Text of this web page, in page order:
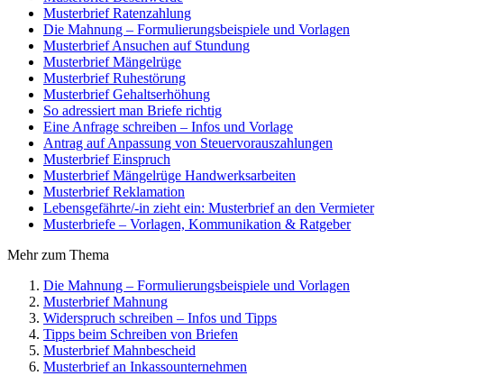
Musterbrief Ratenzahlung
Die Mahnung – Formulierungsbeispiele und Vorlagen
Musterbrief Ansuchen auf Stundung
Musterbrief Mängelrüge
Musterbrief Ruhestörung
Musterbrief Gehaltserhöhung
So adressiert man Briefe richtig
Eine Anfrage schreiben – Infos und Vorlage
Antrag auf Anpassung von Steuervorauszahlungen
Musterbrief Einspruch
Musterbrief Mängelrüge Handwerksarbeiten
Musterbrief Reklamation
Lebensgefährte/-in zieht ein: Musterbrief an den Vermieter
Musterbriefe – Vorlagen, Kommunikation & Ratgeber
Mehr zum Thema
Die Mahnung – Formulierungsbeispiele und Vorlagen
Musterbrief Mahnung
Widerspruch schreiben – Infos und Tipps
Tipps beim Schreiben von Briefen
Musterbrief Mahnbescheid
Musterbrief an Inkassounternehmen